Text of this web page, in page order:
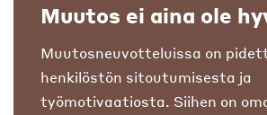
Muutos ei aina ole
Muutosneuvotteluissa on
henkilöstön sitoutumisesta ja
työmotivaatiosta. Siihen on